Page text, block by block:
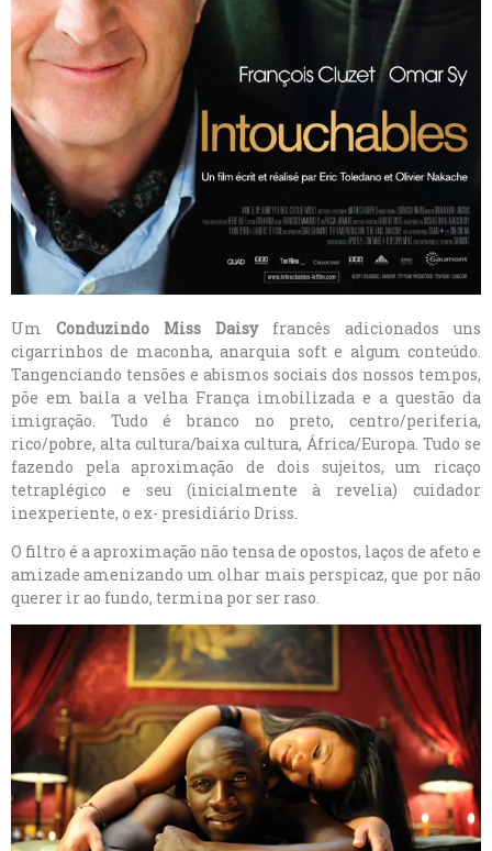
Um Conduzindo Miss Daisyfrancês adicionados uns
cigarrinhos de maconha, anarquia soft e algum conteúdo.
Tangenciando tensões e abismos sociais dos nossos tempos,
põe em baila a velha França imobilizada e a questão da
imigração. Tudo é branco no preto, centro/periferia,
rico/pobre, alta cultura/baixa cultura, África/Europa. Tudo se
fazendo pela aproximação de dois sujeitos, um ricaço
tetraplégico e seu (inicialmente à revelia) cuidador
inexperiente, o ex- presidiário Driss.
O filtro é a aproximação não tensa de opostos, laços de afeto e
amizade amenizando um olhar mais perspicaz, que por não
querer ir ao fundo, termina por ser raso.